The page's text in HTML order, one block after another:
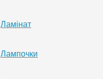
Ламінат
Лампочки